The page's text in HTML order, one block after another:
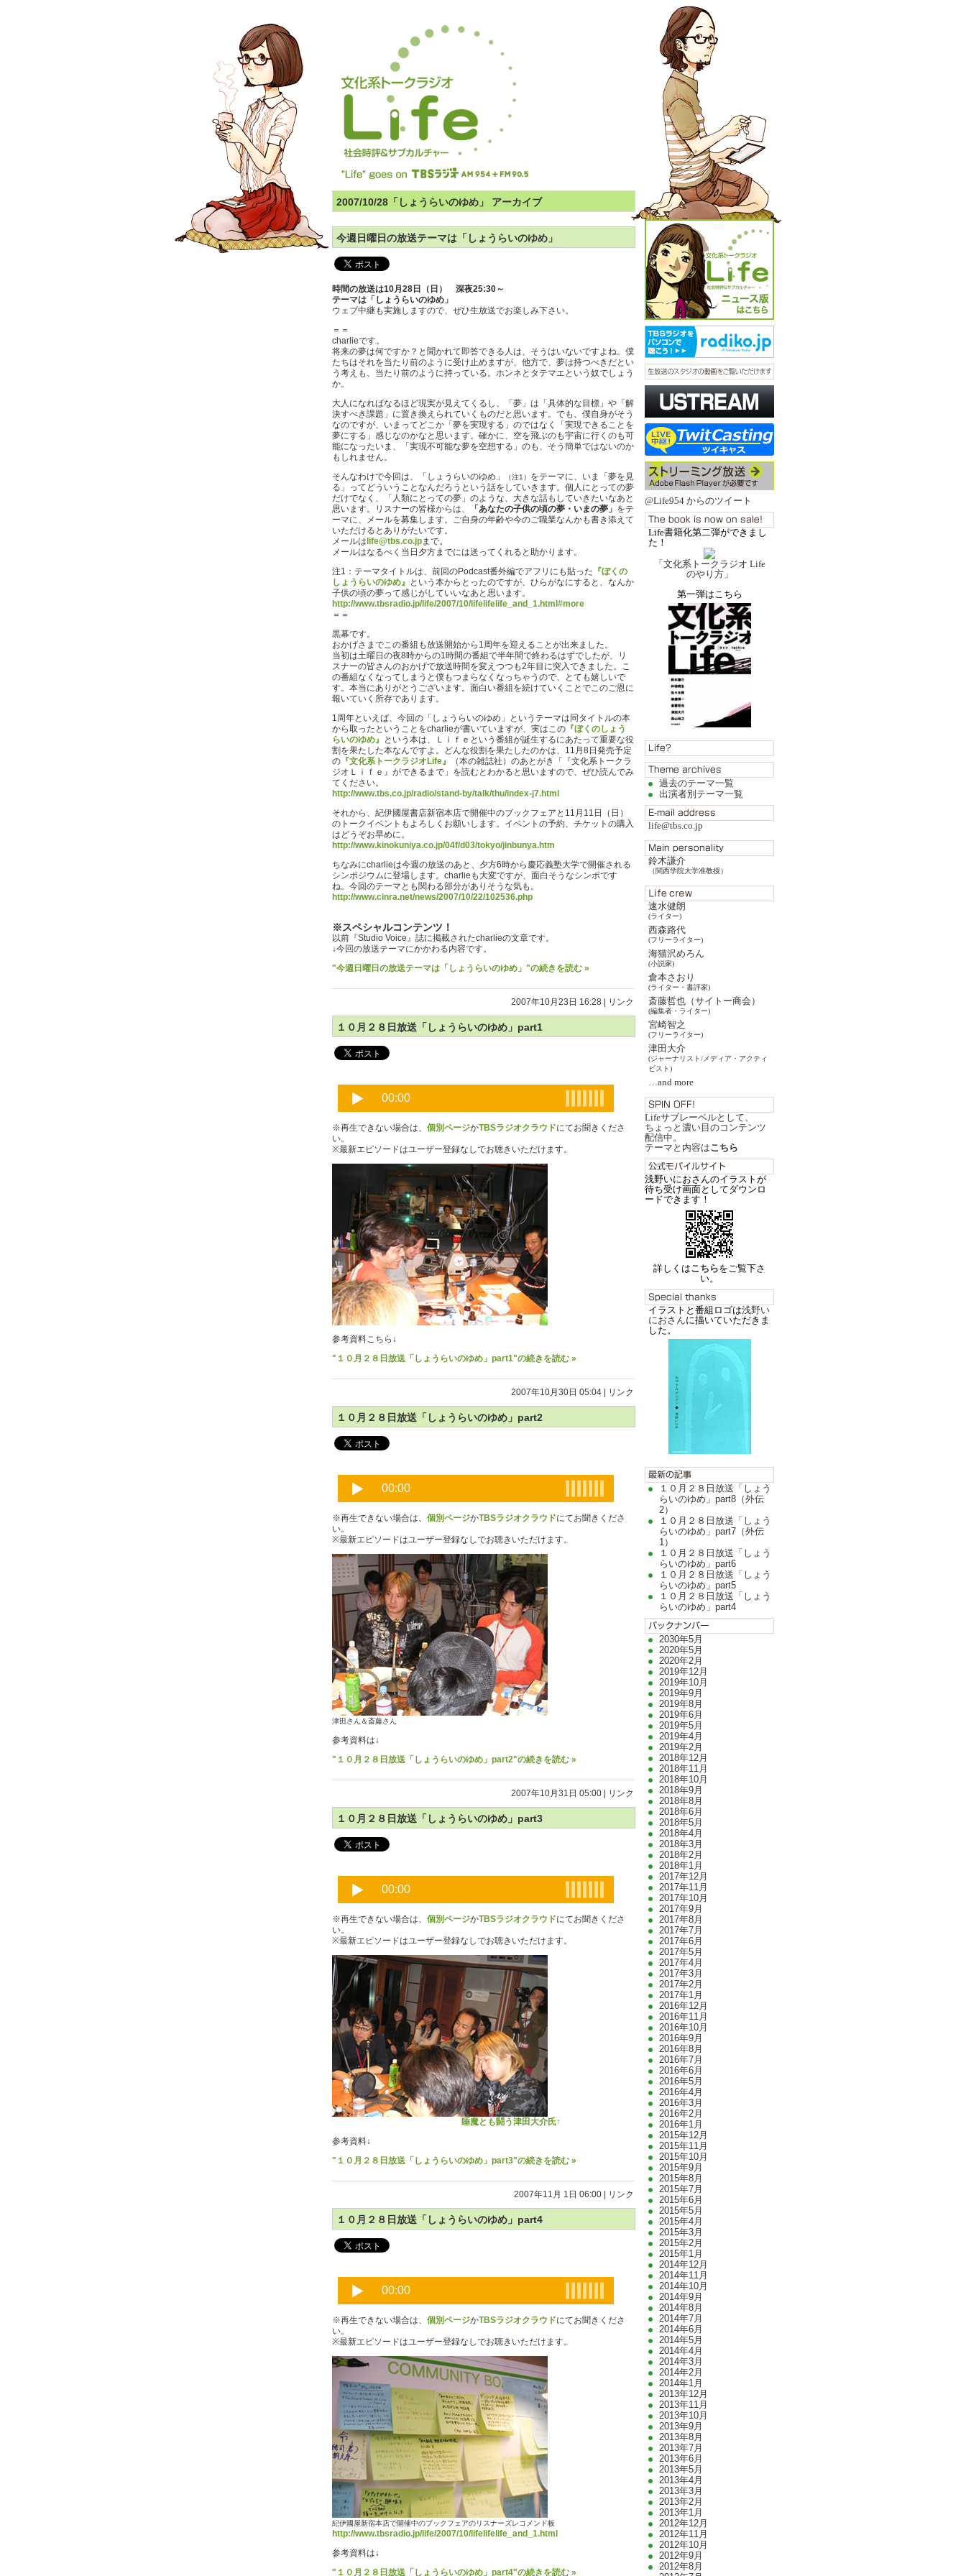
@Life954 からのツイート
Life書籍化第二弾ができまし
た！
「文化系トークラジオ Life
のやり方」
第一弾はこちら
過去のテーマ一覧
出演者別テーマ一覧
life@tbs.co.jp
鈴木謙介
（関西学院大学准教授）
速水健朗
(ライター)
西森路代
(フリーライター)
海猫沢めろん
(小説家)
倉本さおり
(ライター・書評家)
斎藤哲也（サイトー商会）
(編集者・ライター)
宮崎智之
(フリーライター)
津田大介
(ジャーナリスト/メディア・アクティ
ビスト)
…and more
Lifeサブレーベルとして、
ちょっと濃い目のコンテンツ
配信中。
テーマと内容はこちら
浅野いにおさんのイラストが
待ち受け画面としてダウンロ
ードできます！
詳しくはこちらをご覧下さ
い。
イラストと番組ロゴは浅野い
におさんに描いていただきま
した。
１０月２８日放送「しょう
らいのゆめ」part8（外伝
2）
１０月２８日放送「しょう
らいのゆめ」part7（外伝
1）
１０月２８日放送「しょう
らいのゆめ」part6
１０月２８日放送「しょう
らいのゆめ」part5
１０月２８日放送「しょう
らいのゆめ」part4
2030年5月
2020年5月
2020年2月
2019年12月
2019年10月
2019年9月
2019年8月
2019年6月
2019年5月
2019年4月
2019年2月
2018年12月
2018年11月
2018年10月
2018年9月
2018年8月
2018年6月
2018年5月
2018年4月
2018年3月
2018年2月
2018年1月
2017年12月
2017年11月
2017年10月
2017年9月
2017年8月
2017年7月
2017年6月
2017年5月
2017年4月
2017年3月
2017年2月
2017年1月
2016年12月
2016年11月
2016年10月
2016年9月
2016年8月
2016年7月
2016年6月
2016年5月
2016年4月
2016年3月
2016年2月
2016年1月
2015年12月
2015年11月
2015年10月
2015年9月
2015年8月
2015年7月
2015年6月
2015年5月
2015年4月
2015年3月
2015年2月
2015年1月
2014年12月
2014年11月
2014年10月
2014年9月
2014年8月
2014年7月
2014年6月
2014年5月
2014年4月
2014年3月
2014年2月
2014年1月
2013年12月
2013年11月
2013年10月
2013年9月
2013年8月
2013年7月
2013年6月
2013年5月
2013年4月
2013年3月
2013年2月
2013年1月
2012年12月
2012年11月
2012年10月
2012年9月
2012年8月
2007/10/28「しょうらいのゆめ」 アーカイブ
今週日曜日の放送テーマは「しょうらいのゆめ」
時間の放送は10月28日（日） 深夜25:30～
テーマは「しょうらいのゆめ」
ウェブ中継も実施しますので、ぜひ生放送でお楽しみ下さい。
＝＝
charlieです。
将来の夢は何ですか？と聞かれて即答できる人は、そうはいないですよね。僕
たちはそれを当たり前のように受け止めますが、他方で、夢は持つべきだとい
う考えも、当たり前のように持っている。ホンネとタテマエという奴でしょう
か。
大人になればなるほど現実が見えてくるし、「夢」は「具体的な目標」や「解
決すべき課題」に置き換えられていくものだと思います。でも、僕自身がそう
なのですが、いまってどこか「夢を実現する」のではなく「実現できることを
夢にする」感じなのかなと思います。確かに、空を飛ぶのも宇宙に行くのも可
能になったいま、「実現不可能な夢を空想する」のも、そう簡単ではないのか
もしれません。
そんなわけで今回は、「しょうらいのゆめ」
（注1） をテーマに、いま「夢を見
る」ってどういうことなんだろうという話をしていきます。個人にとっての夢
だけでなく、「人類にとっての夢」のような、大きな話もしていきたいなあと
思います。リスナーの皆様からは、
「あなたの子供の頃の夢・いまの夢」 をテ
ーマに、メールを募集します。ご自身の年齢や今のご職業なんかも書き添えて
いただけるとありがたいです。
メールは life@tbs.co.jpまで。
メールはなるべく当日夕方までには送ってくれると助かります。
注1：テーマタイトルは、前回のPodcast番外編でアフリにも貼った 『ぼくの
しょうらいのゆめ』 という本からとったのですが、ひらがなにすると、なんか
子供の頃の夢って感じがしていいなあと思います。
http://www.tbsradio.jp/life/2007/10/lifelifelife_and_1.html#more
＝＝
黒幕です。
おかげさまでこの番組も放送開始から1周年を迎えることが出来ました。
当初は土曜日の夜8時からの1時間の番組で半年間で終わるはずでしたが、リ
スナーの皆さんのおかげで放送時間を変えつつも2年目に突入できました。こ
の番組なくなってしまうと僕もつまらなくなっちゃうので、とても嬉しいで
す。本当にありがとうございます。面白い番組を続けていくことでこのご恩に
報いていく所存であります。
1周年といえば、今回の「しょうらいのゆめ」というテーマは同タイトルの本
から取ったということをcharlieが書いていますが、実はこの 『ぼくのしょう
らいのゆめ』 という本は、Ｌｉｆｅという番組が誕生するにあたって重要な役
割を果たした本なんですよ。どんな役割を果たしたのかは、11月8日発売予定
の 『文化系トークラジオLife』
（本の雑誌社）のあとがき「『文化系トークラ
ジオＬｉｆｅ』ができるまで」を読むとわかると思いますので、ぜひ読んでみ
てください。
http://www.tbs.co.jp/radio/stand-by/talk/thu/index-j7.html
それから、紀伊國屋書店新宿本店で開催中のブックフェアと11月11日（日）
のトークイベントもよろしくお願いします。イベントの予約、チケットの購入
はどうぞお早めに。
http://www.kinokuniya.co.jp/04f/d03/tokyo/jinbunya.htm
ちなみにcharlieは今週の放送のあと、夕方6時から慶応義塾大学で開催される
シンポジウムに登場します。charlieも大変ですが、面白そうなシンポです
ね。今回のテーマとも関わる部分がありそうな気も。
http://www.cinra.net/news/2007/10/22/102536.php
※スペシャルコンテンツ！
以前『Studio Voice』誌に掲載されたcharlieの文章です。
↓今回の放送テーマにかかわる内容です。
"今週日曜日の放送テーマは「しょうらいのゆめ」"の続きを読む »
2007年10月23日 16:28 リンク
１０月２８日放送「しょうらいのゆめ」part1
※再生できない場合は、 個別ページかTBSラジオクラウドにてお聞きくださ
い。
※最新エピソードはユーザー登録なしでお聴きいただけます。
参考資料こちら↓
"１０月２８日放送「しょうらいのゆめ」part1"の続きを読む »
2007年10月30日 05:04 リンク
１０月２８日放送「しょうらいのゆめ」part2
※再生できない場合は、 個別ページかTBSラジオクラウドにてお聞きくださ
い。
※最新エピソードはユーザー登録なしでお聴きいただけます。
津田さん＆斎藤さん
参考資料は↓
"１０月２８日放送「しょうらいのゆめ」part2"の続きを読む »
2007年10月31日 05:00 リンク
１０月２８日放送「しょうらいのゆめ」part3
※再生できない場合は、 個別ページかTBSラジオクラウドにてお聞きくださ
い。
※最新エピソードはユーザー登録なしでお聴きいただけます。
睡魔と も闘う津田大介氏↑
参考資料↓
"１０月２８日放送「しょうらいのゆめ」part3"の続きを読む »
2007年11月 1日 06:00 リンク
１０月２８日放送「しょうらいのゆめ」part4
※再生できない場合は、 個別ページかTBSラジオクラウドにてお聞きくださ
い。
※最新エピソードはユーザー登録なしでお聴きいただけます。
紀伊國屋新宿本店で開催中のブックフェアのリスナーズレコメンド板
http://www.tbsradio.jp/life/2007/10/lifelifelife_and_1.html
参考資料は↓
"１０月２８日放送「しょうらいのゆめ」part4"の続きを読む »